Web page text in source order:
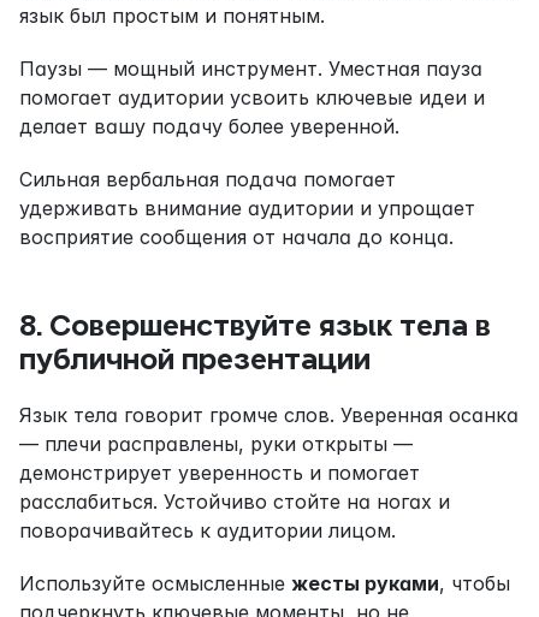
язык был простым и понятным.
Паузы — мощный инструмент. Уместная пауза
помогает аудитории усвоить ключевые идеи и
делает вашу подачу более уверенной.
Сильная вербальная подача помогает
удерживать внимание аудитории и упрощает
восприятие сообщения от начала до конца.
8. Совершенствуйте язык тела в
публичной презентации
Язык тела говорит громче слов. Уверенная осанка
— плечи расправлены, руки открыты —
демонстрирует уверенность и помогает
расслабиться. Устойчиво стойте на ногах и
поворачивайтесь к аудитории лицом.
Используйте осмысленные жесты руками, чтобы
подчеркнуть ключевые моменты, но не